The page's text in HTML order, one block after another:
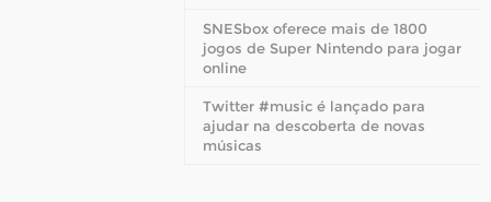
SNESbox oferece mais de 1800
jogos de Super Nintendo para jogar
online
Twitter #music é lançado para
ajudar na descoberta de novas
músicas